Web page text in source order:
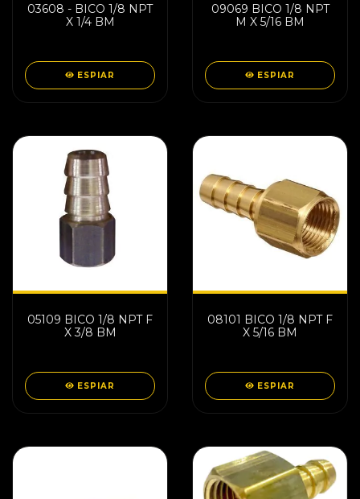
03608 - BICO 1/8 NPT
X 1/4 BM
ESPIAR
09069 BICO 1/8 NPT
M X 5/16 BM
ESPIAR
05109 BICO 1/8 NPT F
X 3/8 BM
ESPIAR
08101 BICO 1/8 NPT F
X 5/16 BM
ESPIAR